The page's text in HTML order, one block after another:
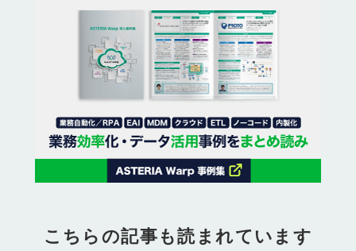
こちらの記事も読まれています